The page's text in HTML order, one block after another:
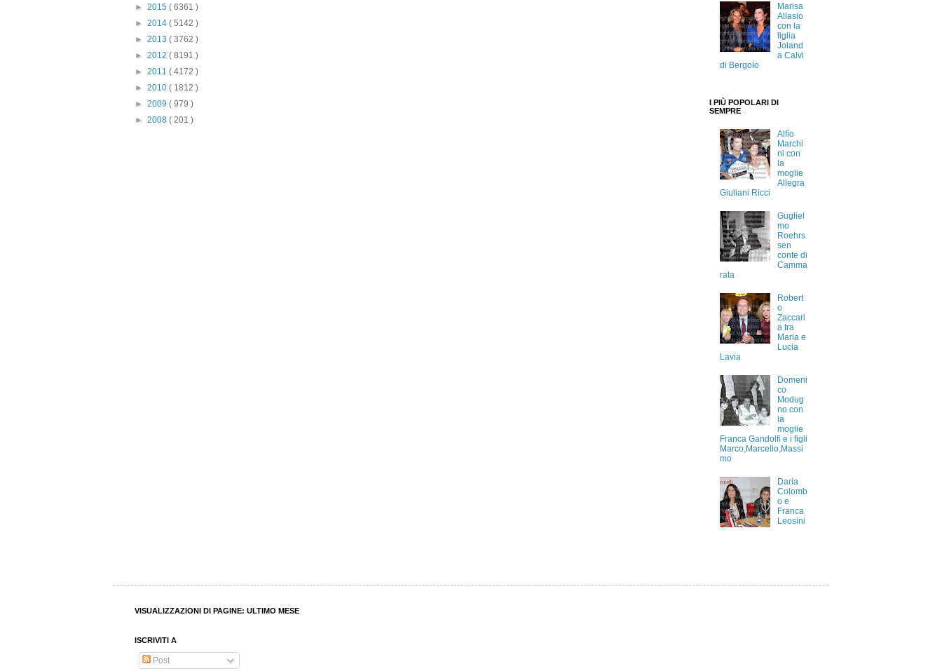
► 2015 ( 6361 )
► 2014 ( 5142 )
► 2013 ( 3762 )
► 2012 ( 8191 )
► 2011 ( 4172 )
► 2010 ( 1812 )
► 2009 ( 979 )
► 2008 ( 201 )
Marisa
Allasio
con la
figlia
Joland
a Calvi
di Bergolo
I PIÙ POPOLARI DI
SEMPRE
Alfio
Marchi
ni con
la
moglie
Allegra
Giuliani Ricci
Gugliel
mo
Roehrs
sen
conte di
Camma
rata
Robert
o
Zaccari
a tra
Maria e
Lucia
Lavia
Domeni
co
Modug
no con
la
moglie
Franca Gandolfi e i figli
Marco,Marcello,Massi
mo
Daria
Colomb
o e
Franca
Leosini
VISUALIZZAZIONI DI PAGINE: ULTIMO MESE
ISCRIVITI A
Post